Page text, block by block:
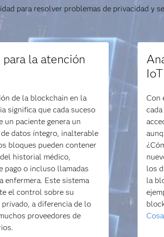
para resolver problemas de privacidad y
la atención
de la blockchain en la
significa que cada suceso
un paciente genera un
datos íntegro, inalterable
bloques pueden contener
historial médico,
pago o incluso llamadas
enfermera. Este sistema
el control sobre su
a diferencia de lo
proveedores de
IoT
Con
los
la